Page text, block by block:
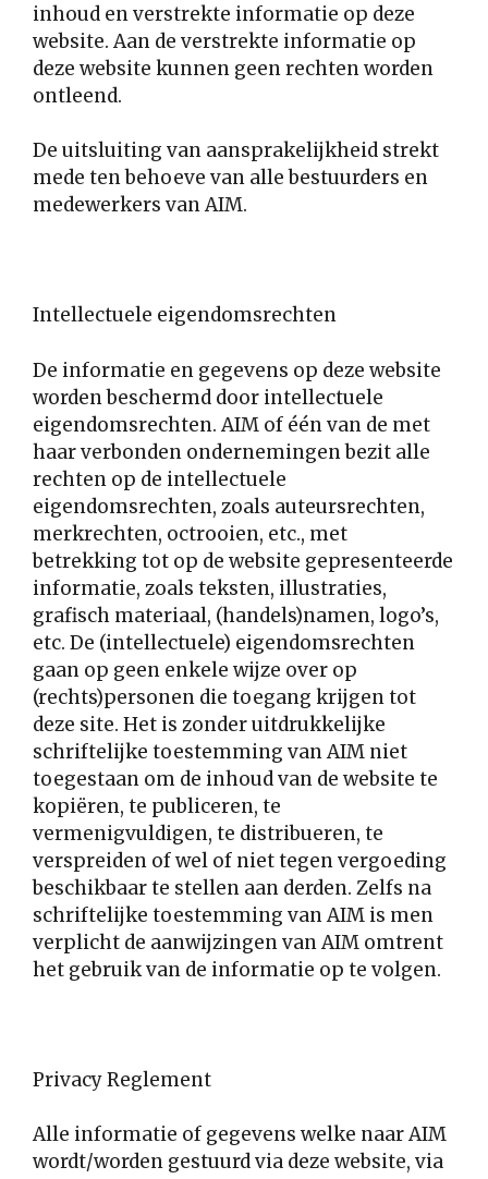
inhoud en verstrekte informatie op deze
website. Aan de verstrekte informatie op
deze website kunnen geen rechten worden
ontleend.
De uitsluiting van aansprakelijkheid strekt
mede ten behoeve van alle bestuurders en
medewerkers van AIM.
Intellectuele eigendomsrechten
De informatie en gegevens op deze website
worden beschermd door intellectuele
eigendomsrechten. AIM of één van de met
haar verbonden ondernemingen bezit alle
rechten op de intellectuele
eigendomsrechten, zoals auteursrechten,
merkrechten, octrooien, etc., met
betrekking tot op de website gepresenteerde
informatie, zoals teksten, illustraties,
grafisch materiaal, (handels)namen, logo’s,
etc. De (intellectuele) eigendomsrechten
gaan op geen enkele wijze over op
(rechts)personen die toegang krijgen tot
deze site. Het is zonder uitdrukkelijke
schriftelijke toestemming van AIM niet
toegestaan om de inhoud van de website te
kopiëren, te publiceren, te
vermenigvuldigen, te distribueren, te
verspreiden of wel of niet tegen vergoeding
beschikbaar te stellen aan derden. Zelfs na
schriftelijke toestemming van AIM is men
verplicht de aanwijzingen van AIM omtrent
het gebruik van de informatie op te volgen.
Privacy Reglement
Alle informatie of gegevens welke naar AIM
wordt/worden gestuurd via deze website, via